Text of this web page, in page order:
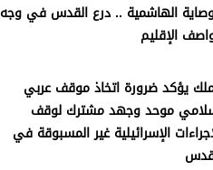
الهاشمية .. درع القدس في وجه
الإقليم
يؤكد ضرورة اتخاذ موقف عربي
موحد وجهد مشترك لوقف
الإسرائيلية غير المسبوقة في